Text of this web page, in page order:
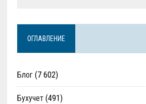
ОГЛАВЛЕНИЕ
Блог(7 602)
Бухучет(491)